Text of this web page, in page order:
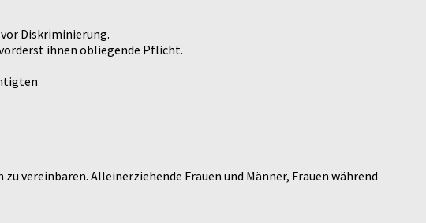
Diskriminierung.
ihnen obliegende Pflicht.
Alleinerziehende Frauen und Männer, Frauen während